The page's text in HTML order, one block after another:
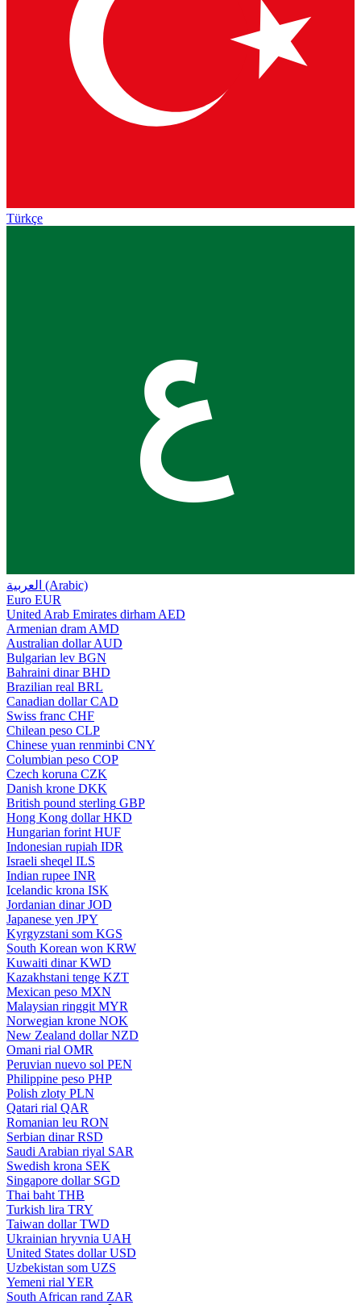
Türkçe
ع
العربية (Arabic)
Euro EUR
United Arab Emirates dirham AED
Armenian dram AMD
Australian dollar AUD
Bulgarian lev BGN
Bahraini dinar BHD
Brazilian real BRL
Canadian dollar CAD
Swiss franc CHF
Chilean peso CLP
Chinese yuan renminbi CNY
Columbian peso COP
Czech koruna CZK
Danish krone DKK
British pound sterling GBP
Hong Kong dollar HKD
Hungarian forint HUF
Indonesian rupiah IDR
Israeli sheqel ILS
Indian rupee INR
Icelandic krona ISK
Jordanian dinar JOD
Japanese yen JPY
Kyrgyzstani som KGS
South Korean won KRW
Kuwaiti dinar KWD
Kazakhstani tenge KZT
Mexican peso MXN
Malaysian ringgit MYR
Norwegian krone NOK
New Zealand dollar NZD
Omani rial OMR
Peruvian nuevo sol PEN
Philippine peso PHP
Polish zloty PLN
Qatari rial QAR
Romanian leu RON
Serbian dinar RSD
Saudi Arabian riyal SAR
Swedish krona SEK
Singapore dollar SGD
Thai baht THB
Turkish lira TRY
Taiwan dollar TWD
Ukrainian hryvnia UAH
United States dollar USD
Uzbekistan som UZS
Yemeni rial YER
South African rand ZAR